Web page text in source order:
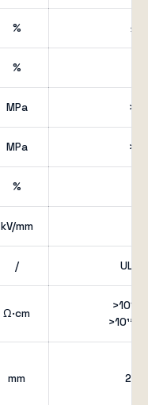
% ≤
%
MPa >
MPa >
%
kV/mm
/
Ω·cm
>10¹⁷
>10¹²
mm 2 –